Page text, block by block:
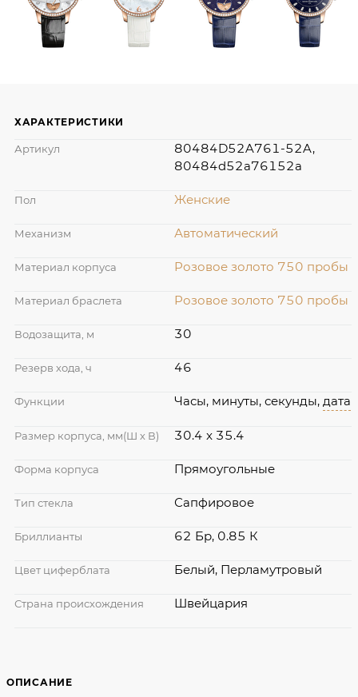
ОПИСАНИЕ
ХАРАКТЕРИСТИКИ
Артикул
80484D52A761-52A,
80484d52a76152a
Пол Женские
Механизм Автоматический
Материал корпуса Розовое золото 750 пробы
Материал браслета Розовое золото 750 пробы
Водозащита, м 30
Резерв хода, ч 46
Функции Часы, минуты, секунды, дата
Размер корпуса, мм(Ш х В) 30.4 x 35.4
Форма корпуса Прямоугольные
Тип стекла Сапфировое
Бриллианты 62 Бр, 0.85 К
Цвет циферблата Белый, Перламутровый
Страна происхождения Швейцария